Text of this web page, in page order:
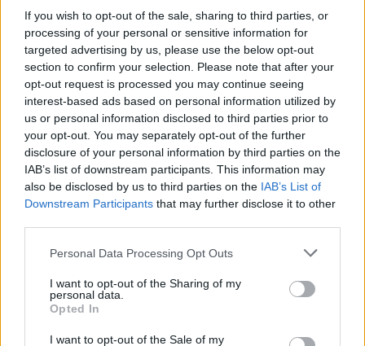
If you wish to opt-out of the sale, sharing to third parties, or
processing of your personal or sensitive information for
targeted advertising by us, please use the below opt-out
section to confirm your selection. Please note that after your
opt-out request is processed you may continue seeing
interest-based ads based on personal information utilized by
us or personal information disclosed to third parties prior to
your opt-out. You may separately opt-out of the further
disclosure of your personal information by third parties on the
IAB’s list of downstream participants. This information may
also be disclosed by us to third parties on the IAB’s List of
Downstream Participants that may further disclose it to other
Please note that this website/app uses one or more Google
not limited to your visit or usage behaviour. You may click to
grant or deny consent to Google and its third-party tags to
use your data for below specified purposes in below Google
consent section.
Personal Data Processing Opt Outs
I want to opt-out of the Sharing of my
personal data.
Opted In
I want to opt-out of the Sale of my
«Η Χαμάς θα συντριβεί όπως οι Ναζί»
Το Ισραήλ, προχώρησε στην επόμενη φάση του
πολέμου στη Μέση Ανατολή κάτι που επιβαίωσε
αρχικά ο εκπρόσωπος του ισραηλινού στρατού.
«Ο IDF επεκτείνει απόψε τις χερσαίες επιχειρήσεις
στη Γάζα. Καλούμε τους κατοίκους της πόλης της
Γάζας να μετακινηθούν νότια», ανέφερε ο